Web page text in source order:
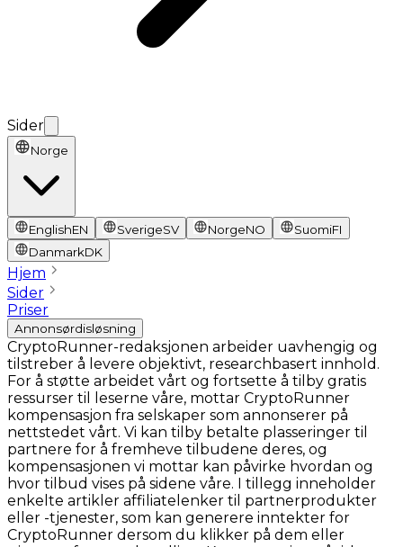
Sider
Norge
EnglishEN SverigeSV NorgeNO SuomiFI
DanmarkDK
Hjem
Sider
Priser
Annonsørdisløsning
CryptoRunner-redaksjonen arbeider uavhengig og
tilstreber å levere objektivt, researchbasert innhold.
For å støtte arbeidet vårt og fortsette å tilby gratis
ressurser til leserne våre, mottar CryptoRunner
kompensasjon fra selskaper som annonserer på
nettstedet vårt. Vi kan tilby betalte plasseringer til
partnere for å fremheve tilbudene deres, og
kompensasjonen vi mottar kan påvirke hvordan og
hvor tilbud vises på sidene våre. I tillegg inneholder
enkelte artikler affiliatelenker til partnerprodukter
eller -tjenester, som kan generere inntekter for
CryptoRunner dersom du klikker på dem eller